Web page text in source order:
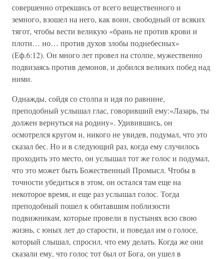
совершенно отрекшись от всего вещественного и
земного, взошел на него, как воин, свободный от всяких
тягот, чтобы вести великую «брань не против крови и
плоти… но… против духов злобы поднебесных»
(Еф.6:12). Он много лет провел на столпе, мужественно
подвизаясь против демонов, и добился великих побед над
ними.
Однажды, сойдя со столпа и идя по равнине,
преподобный услышал глас, говоривший ему:«Лазарь, ты
должен вернуться на родину». Удивившись, он
осмотрелся кругом и, никого не увидев, подумал, что это
сказал бес. Но и в следующий раз, когда ему случилось
проходить это место, он услышал тот же голос и подумал,
что это может быть Божественный Промысл. Чтобы в
точности убедиться в этом, он остался там еще на
некоторое время, и еще раз услышал голос. Тогда
преподобный пошел к обитавшим поблизости
подвижникам, которые провели в пустынях всю свою
жизнь, с юных лет до старости, и поведал им о голосе,
который слышал, спросил, что ему делать. Когда же они
сказали ему, что голос тот был от Бога, он ушел в